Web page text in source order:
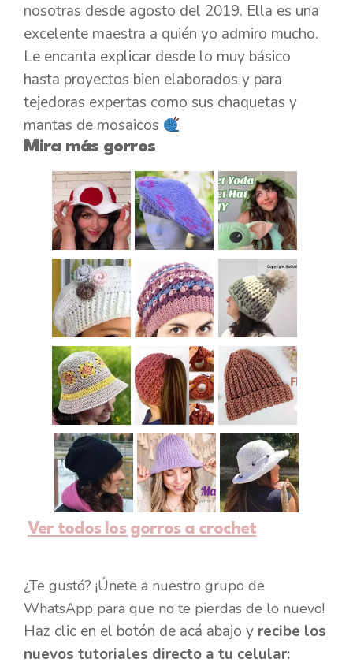
nosotras desde agosto del 2019. Ella es una
excelente maestra a quién yo admiro mucho.
Le encanta explicar desde lo muy básico
hasta proyectos bien elaborados y para
tejedoras expertas como sus chaquetas y
mantas de mosaicos
Mira más gorros
Ver todos los gorros a crochet
¿Te gustó? ¡Únete a nuestro grupo de
WhatsApp para que no te pierdas de lo nuevo!
Haz clic en el botón de acá abajo y recibe los
nuevos tutoriales directo a tu celular: